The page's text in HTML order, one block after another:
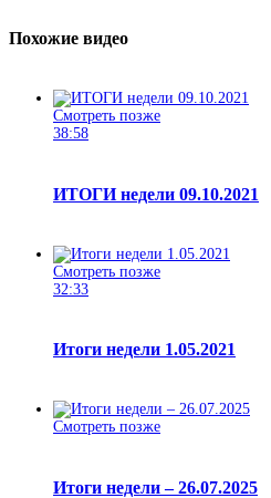
Похожие видео
Смотреть позже
38:58
ИТОГИ недели 09.10.2021
Смотреть позже
32:33
Итоги недели 1.05.2021
Смотреть позже
Итоги недели – 26.07.2025